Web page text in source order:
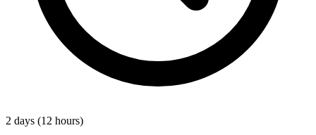
2 days (12 hours)